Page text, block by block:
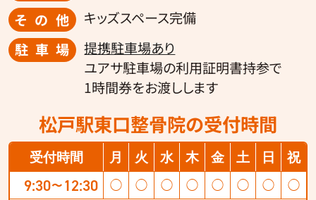
その他
キッズスペース完備
駐車場
提携駐車場あり
ユアサ駐車場の利用証明書持参で
1時間券をお渡しします
松戸駅東口整骨院の受付時間
受付時間 月 火 水 木 金 土 日 祝
9:30〜 12:30 ◯ ◯ ◯ ◯ ◯ ◯ ◯ ◯